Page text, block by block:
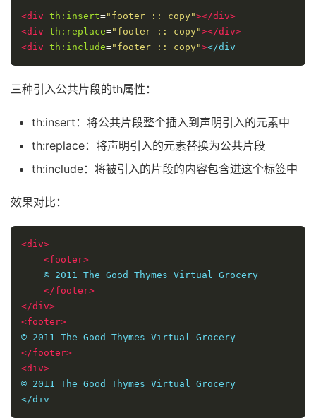
<div th:insert="footer :: copy"></div>
<div th:replace="footer :: copy"></div>
<div th:include="footer :: copy">
三种引入公共片段的th属性：
th:insert：将公共片段整个插入到声明引入的元素中
th:replace：将声明引入的元素替换为公共片段
th:include：将被引入的片段的内容包含进这个标签中
效果对比：
<div>
<footer>
    © 2011 The Good Thymes Virtual Grocery
</footer>
</div>
<footer>
</footer>
<div>
© 2011 The Good Thymes Virtual Grocery